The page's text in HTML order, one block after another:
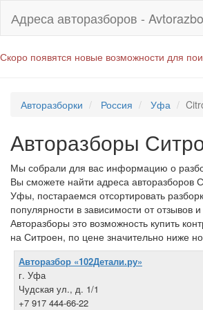
Адреса авторазборов -
Скоро появятся новые возможности для
Авторазборки Россия Уфа
Авторазборы
Мы собрали для вас информацию о
Вы сможете найти адреса авторазборов
Уфы, постараемся отсортировать
популярности в зависимости от отзывов
Авторазборы это возможность купить
на Ситроен, по цене значительно ниже
Авторазбор «102Детали.ру»
г. Уфа
Чудская ул., д. 1/1
+7 917 444-66-22